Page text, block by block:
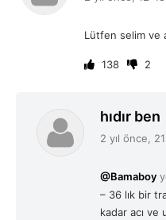
i
Lütfen selim ve
138 2
hıdır ben
k
2 yıl önce,
@Bamaboy
– 36 lık bir
kadar acı